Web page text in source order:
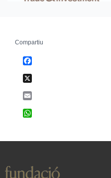
Compartiu